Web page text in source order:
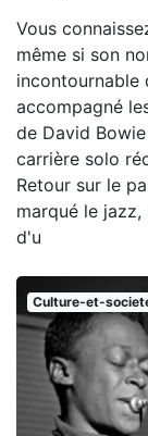
Vous
même si son
incontournable
accompagné
de David
carrière solo
Retour sur le
marqué le
d'u
Culture-et-